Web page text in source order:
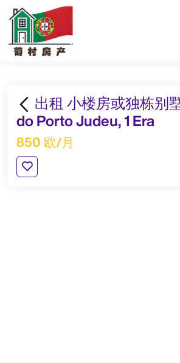
出租 小楼房或独栋别
do Porto Judeu, 1 Era
850 欧/月